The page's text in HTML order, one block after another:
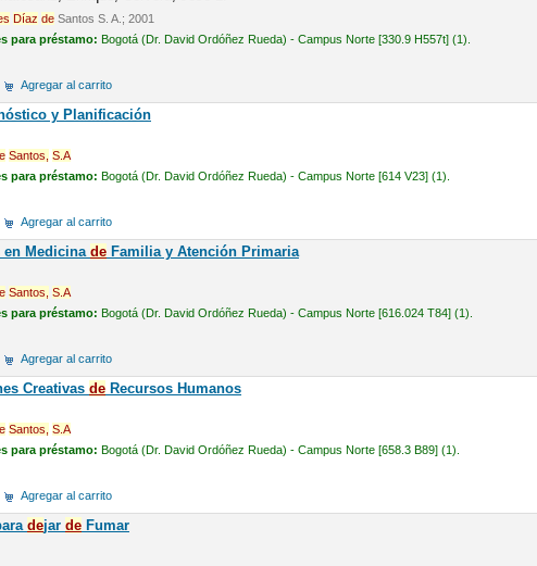
Díaz deSantos S. A.; 2001
para préstamo: Bogotá (Dr. David Ordóñez Rueda) - Campus Norte [330.9 H557t] (1).
Agregar al carrito
y Planificación
Santos, S.A
para préstamo: Bogotá (Dr. David Ordóñez Rueda) - Campus Norte [614 V23] (1).
Agregar al carrito
Medicina deFamilia y Atención Primaria
Santos, S.A
para préstamo: Bogotá (Dr. David Ordóñez Rueda) - Campus Norte [616.024 T84] (1).
Agregar al carrito
Creativas deRecursos Humanos
Santos, S.A
para préstamo: Bogotá (Dr. David Ordóñez Rueda) - Campus Norte [658.3 B89] (1).
Agregar al carrito
dejar deFumar